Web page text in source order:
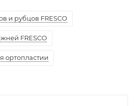
и рубцов FRESCO
FRESCO
ортопластии